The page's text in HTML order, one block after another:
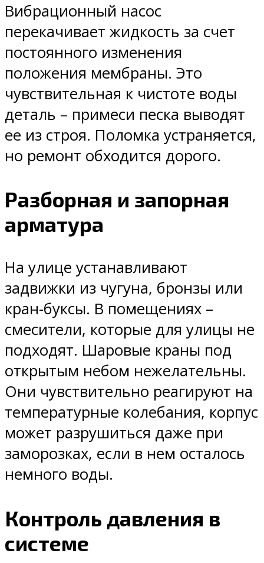
Вибрационный насос
перекачивает жидкость за счет
постоянного изменения
положения мембраны. Это
чувствительная к чистоте воды
деталь – примеси песка выводят
ее из строя. Поломка устраняется,
но ремонт обходится дорого.
Разборная и запорная
арматура
На улице устанавливают
задвижки из чугуна, бронзы или
кран-буксы. В помещениях –
смесители, которые для улицы не
подходят. Шаровые краны под
открытым небом нежелательны.
Они чувствительно реагируют на
температурные колебания, корпус
может разрушиться даже при
заморозках, если в нем осталось
немного воды.
Контроль давления в
системе